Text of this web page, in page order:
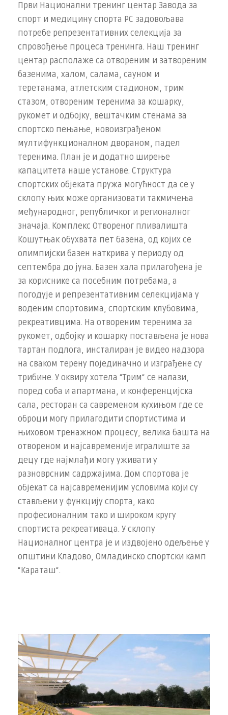
Први Национални тренинг центар Завода за
спорт и медицину спорта РС задовољава
потребе репрезентативних селекција за
спровођење процеса тренинга. Наш тренинг
центар располаже са отвореним и затвореним
базенима, халом, салама, сауном и
теретанама, атлетским стадионом, трим
стазом, отвореним теренима за кошарку,
рукомет и одбојку, вештачким стенама за
спортско пењање, новоизграђеном
мултифункционалном двораном, падел
теренима. План је и додатно ширење
капацитета наше установе. Структура
спортских објеката пружа могућност да се у
склопу њих може организовати такмичења
међународног, републичког и регионалног
значаја. Комплекс Отвореног пливалишта
Кошутњак обухвата пет базена, од којих се
олимпијски базен наткрива у периоду од
септембра до јуна. Базен хала прилагођена је
за кориснике са посебним потребама, а
погодује и репрезентативним селекцијама у
воденим спортовима, спортским клубовима,
рекреативцима. На отвореним теренима за
рукомет, одбојку и кошарку постављена је нова
тартан подлога, инсталиран је видео надзора
на сваком терену појединачно и изграђене су
трибине. У оквиру хотела “Трим“ се налази,
поред соба и апартмана, и конференцијска
сала, ресторан са савременом кухињом где се
оброци могу прилагодити спортистима и
њиховом тренажном процесу, велика башта на
отвореном и најсавременије игралиште за
децу где најмлађи могу уживати у
разноврсним садржајима. Дом спортова је
објекат са најсавременијим условима који су
стављени у функцију спорта, како
професионалним тако и широком кругу
спортиста рекреативаца. У склопу
Националног центра је и издвојено одељење у
општини Кладово, Омладинско спортски камп
“Караташ“.